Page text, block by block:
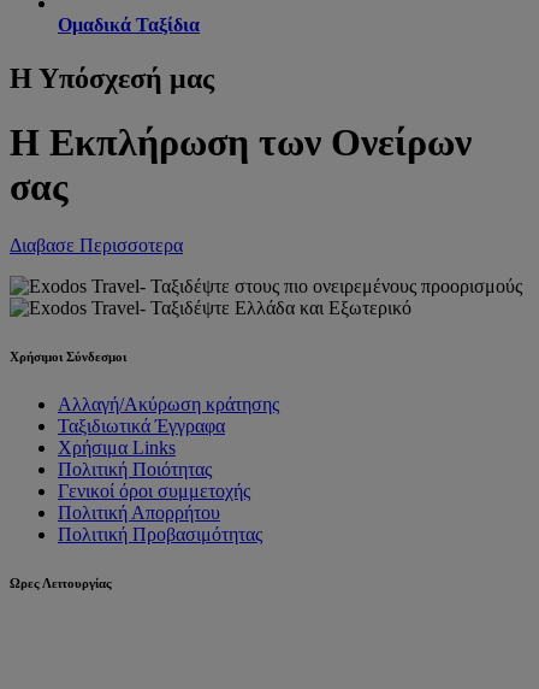
Ομαδικά Ταξίδια
Η Υπόσχεσή μας
Η Εκπλήρωση των Ονείρων
σας
Διαβασε Περισσοτερα
Χρήσιμοι Σύνδεσμοι
Αλλαγή/Ακύρωση κράτησης
Ταξιδιωτικά Έγγραφα
Χρήσιμα Links
Πολιτική Ποιότητας
Γενικοί όροι συμμετοχής
Πολιτική Απορρήτου
Πολιτική Προβασιμότητας
Ωρες Λειτουργίας